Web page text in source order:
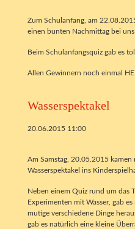
Zum Schulanfang, am
einen bunten Nachmittag bei
Beim Schulanfangsquiz gab es
Allen Gewinnern noch einmal
Wasserspektakel
20.06.2015 11:00
Am Samstag, 20.05.2015 kamen
Wasserspektakel ins
Neben einem Quiz rund um das
Experimenten mit Wasser, gab
mutige verschiedene Dinge
gab es natürlich eine kleine